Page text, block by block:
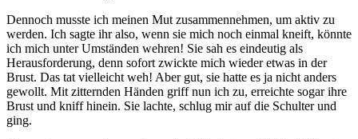
Dennoch musste ich meinen Mut zusammennehmen, um aktiv zu
werden. Ich sagte ihr also, wenn sie mich noch einmal kneift, könnte
ich mich unter Umständen wehren! Sie sah es eindeutig als
Herausforderung, denn sofort zwickte mich wieder etwas in der
Brust. Das tat vielleicht weh! Aber gut, sie hatte es ja nicht anders
gewollt. Mit zitternden Händen griff nun ich zu, erreichte sogar ihre
Brust und kniff hinein. Sie lachte, schlug mir auf die Schulter und
ging.